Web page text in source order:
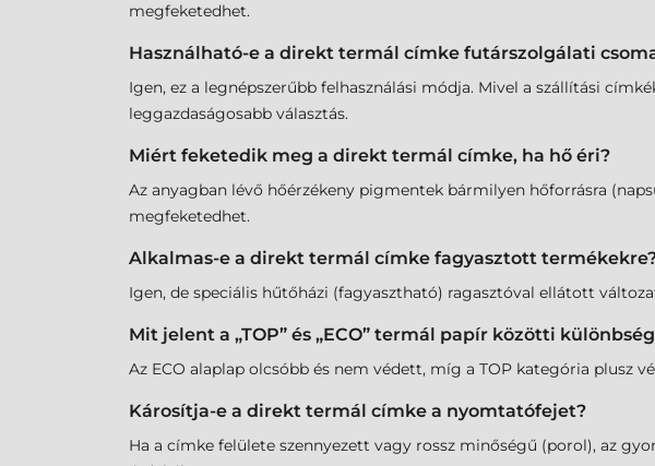
megfeketedhet.
Használható-e a direkt termál címke futárszolgálati
Igen, ez a legnépszerűbb felhasználási módja. Mivel a szállítási
leggazdaságosabb választás.
Miért feketedik meg a direkt termál címke, ha hő éri?
Az anyagban lévő hőérzékeny pigmentek bármilyen hőforrásra
megfeketedhet.
Alkalmas-e a direkt termál címke fagyasztott
Igen, de speciális hűtőházi (fagyasztható) ragasztóval ellátott
Mit jelent a „TOP” és „ECO” termál papír közötti
Az ECO alaplap olcsóbb és nem védett, míg a TOP kategória plusz
Károsítja-e a direkt termál címke a nyomtatófejet?
Ha a címke felülete szennyezett vagy rossz minőségű (porol), az